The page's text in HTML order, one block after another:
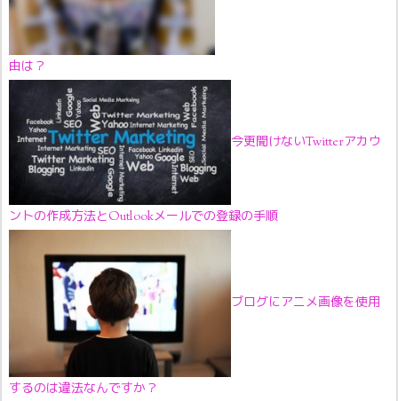
由は？
今更聞けないTwitterアカウ
ントの作成方法とOutlookメールでの登録の手順
ブログにアニメ画像を使用
するのは違法なんですか？